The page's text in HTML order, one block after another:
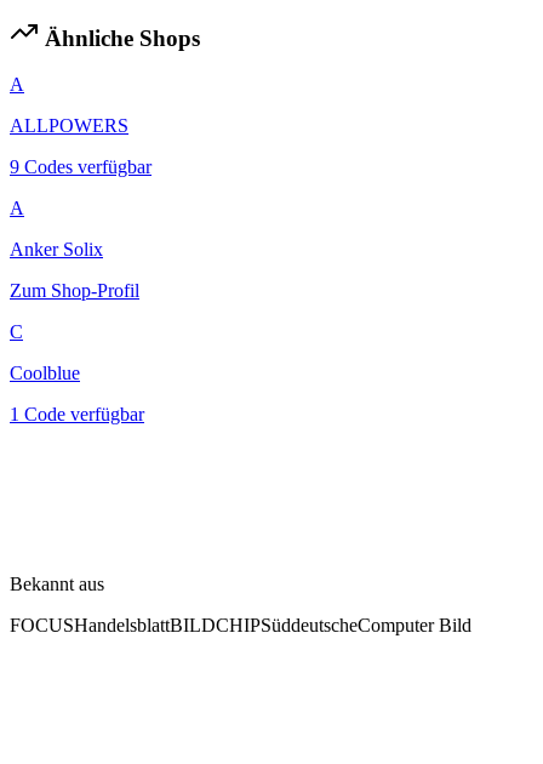
Ähnliche Shops
A
ALLPOWERS
9 Codes verfügbar
A
Anker Solix
Zum Shop-Profil
C
Coolblue
1 Code verfügbar
Bekannt aus
FOCUSHandelsblattBILDCHIPSüddeutscheComputer Bild